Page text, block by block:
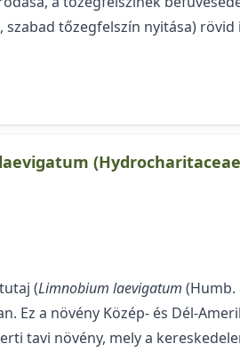
tő­zeg­felszín nyitása)
(Limnobium laevigatum (Humb.
Ez a növény Közép- és Dél-
tavi nö­vény, mely a